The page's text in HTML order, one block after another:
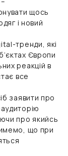
щось
і новий
тренди, які
Європи
реакцій в
все
заявити про
про якийсь
що при